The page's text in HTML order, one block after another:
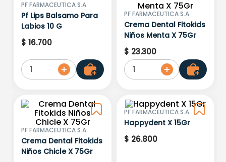
PF FARMACEUTICA S.A.
Pf Lips Balsamo Para
Labios 10 G
$ 16.700
1
PF FARMACEUTICA S.A.
Crema Dental Fitokids
Niños Menta X 75Gr
$ 23.300
1
PF FARMACEUTICA S.A.
Crema Dental Fitokids
Niños Chicle X 75Gr
PF FARMACEUTICA S.A.
Happydent X 15Gr
$ 26.800